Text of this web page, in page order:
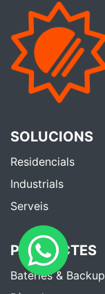
SOLUCIONS
Residencials
Industrials
Serveis
PRODUCTES
Bateries & Backup